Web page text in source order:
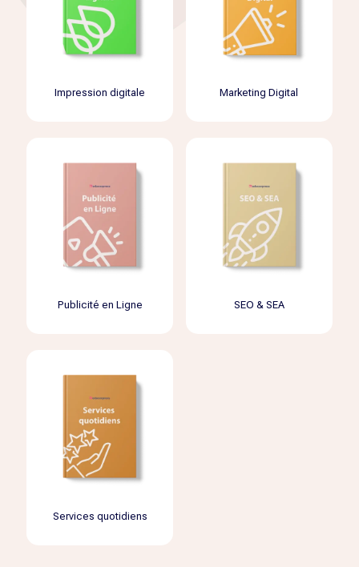
Impression digitale Marketing Digital
Publicité en Ligne SEO & SEA
Services quotidiens